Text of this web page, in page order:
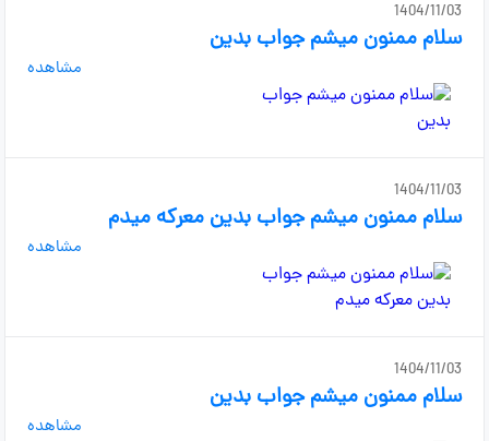
1404/11/03
سلام ممنون میشم جواب بدین
مشاهده
1404/11/03
سلام ممنون میشم جواب بدین معرکه میدم
مشاهده
1404/11/03
سلام ممنون میشم جواب بدین
مشاهده